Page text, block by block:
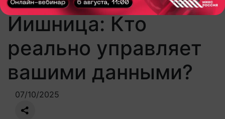
управляет вашими данными?
Иишница: Кто
реально управляет
вашими данными?
07/10/2025